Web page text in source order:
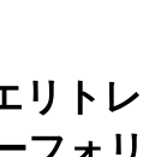
リトレ